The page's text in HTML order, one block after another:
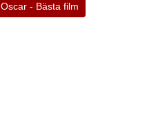
Oscar - Bästa film